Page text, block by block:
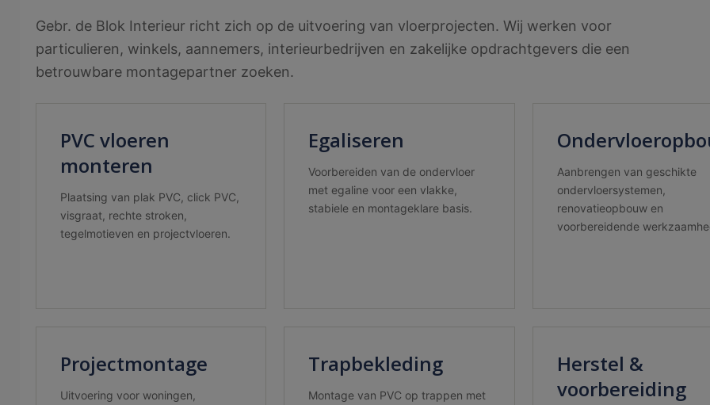
Gebr. de Blok Interieur richt zich op de uitvoering van vloerprojecten. Wij werken voor
particulieren, winkels, aannemers, interieurbedrijven en zakelijke opdrachtgevers die een
betrouwbare montagepartner zoeken.
PVC vloeren
monteren
Plaatsing van plak PVC, click PVC,
visgraat, rechte stroken,
tegelmotieven en projectvloeren.
Egaliseren
Voorbereiden van de ondervloer
met egaline voor een vlakke,
stabiele en montageklare basis.
Aanbrengen van geschikte
ondervloersystemen,
renovatieopbouw en
voorbereidende
Projectmontage
Uitvoering voor woningen,
Trapbekleding
Montage van PVC op trappen met
Herstel &
voorbereiding